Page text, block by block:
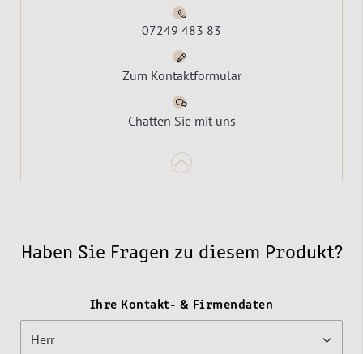
07249 483 83
Zum Kontaktformular
Chatten Sie mit uns
Haben Sie Fragen zu diesem Produkt?
Ihre Kontakt- & Firmendaten